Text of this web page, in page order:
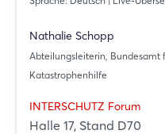
Nathalie Schopp
Abteilungsleiterin, Bundesamt
Katastrophenhilfe
INTERSCHUTZ Forum
Halle 17, Stand D70